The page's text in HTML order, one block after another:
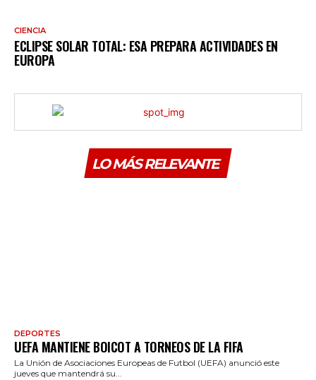
CIENCIA
ECLIPSE SOLAR TOTAL: ESA PREPARA ACTIVIDADES EN
EUROPA
LO MÁS RELEVANTE
DEPORTES
UEFA MANTIENE BOICOT A TORNEOS DE LA FIFA
La Unión de Asociaciones Europeas de Futbol (UEFA) anunció este
jueves que mantendrá su...